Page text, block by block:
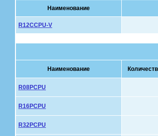
Наименование
R12CCPU-V
Наименование
R08PCPU
R16PCPU
R32PCPU